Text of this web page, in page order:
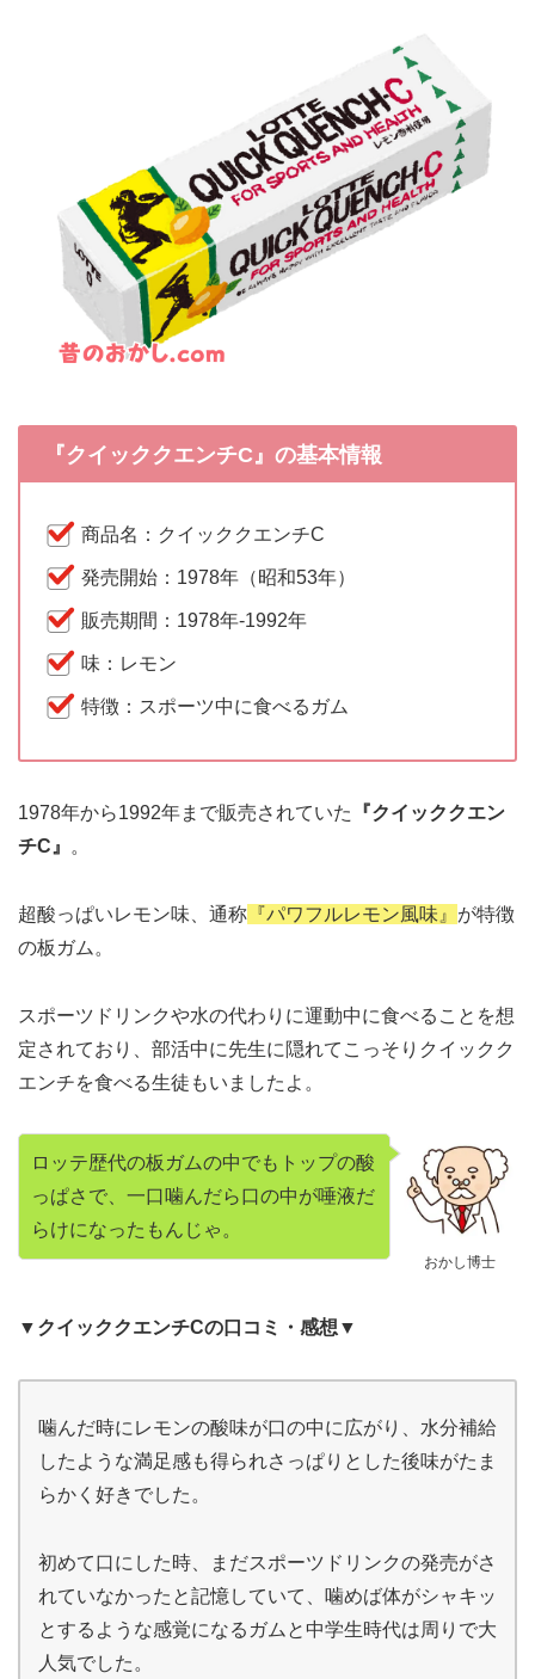
『クイッククエンチC』の基本情報
商品名：クイッククエンチC
発売開始：1978年（昭和53年）
販売期間：1978年-1992年
味：レモン
特徴：スポーツ中に食べるガム
1978年から1992年まで販売されていた
『クイッククエン
チC』
。
超酸っぱいレモン味、通称 『パワフルレモン風味』 が特徴
の板ガム。
スポーツドリンクや水の代わりに運動中に食べることを想
定されており、部活中に先生に隠れてこっそりクイックク
エンチを食べる生徒もいましたよ。
おかし博士
ロッテ歴代の板ガムの中でもトップの酸
っぱさで、一口噛んだら口の中が唾液だ
らけになったもんじゃ。
▼クイッククエンチCの口コミ・感想▼
噛んだ時にレモンの酸味が口の中に広がり、水分補給
したような満足感も得られさっぱりとした後味がたま
らかく好きでした。
初めて口にした時、まだスポーツドリンクの発売がさ
れていなかったと記憶していて、噛めば体がシャキッ
とするような感覚になるガムと中学生時代は周りで大
人気でした。